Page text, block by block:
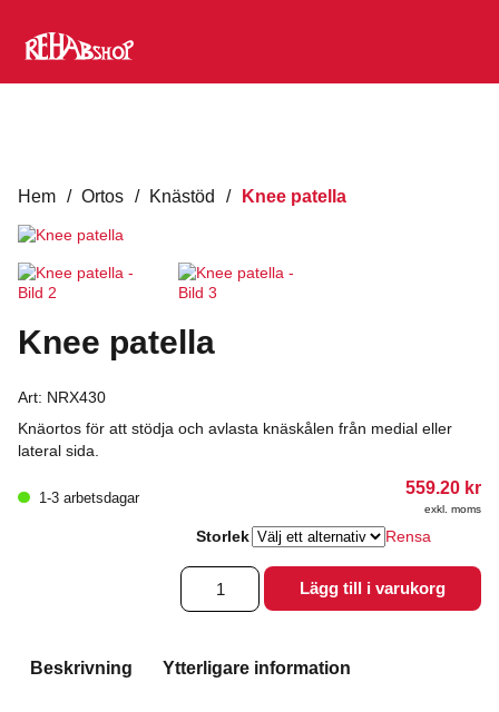
Hem / Ortos / Knästöd / Knee patella
Knee patella
Art: NRX430
Knäortos för att stödja och avlasta knäskålen från medial eller
lateral sida.
1-3 arbetsdagar
559.20 kr
exkl. moms
Storlek Rensa
Knee
patella
mängd
Lägg till i varukorg
Beskrivning Ytterligare information